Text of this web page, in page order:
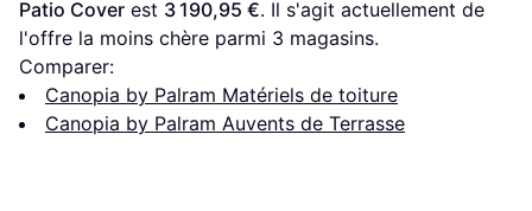
Patio Cover est 3 190,95 €. Il s'agit actuellement de
l'offre la moins chère parmi 3 magasins.
Comparer:
Canopia by Palram Matériels de toiture
Canopia by Palram Auvents de Terrasse